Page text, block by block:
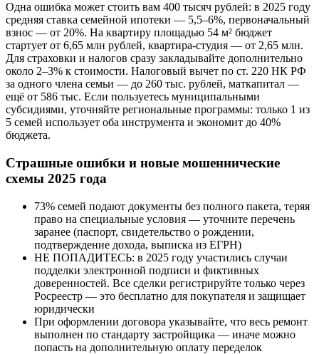
Одна ошибка может стоить вам 400 тысяч рублей: в 2025 году
средняя ставка семейной ипотеки — 5,5–6%, первоначальный
взнос — от 20%. На квартиру площадью 54 м² бюджет
стартует от 6,65 млн рублей, квартира-студия — от 2,65 млн.
Для страховки и налогов сразу закладывайте дополнительно
около 2–3% к стоимости. Налоговый вычет по ст. 220 НК РФ
за одного члена семьи — до 260 тыс. рублей, маткапитал —
ещё от 586 тыс. Если пользуетесь муниципальными
субсидиями, уточняйте региональные программы: только 1 из
5 семей использует оба инструмента и экономит до 40%
бюджета.
Страшные ошибки и новые мошеннические
схемы 2025 года
73% семей подают документы без полного пакета, теряя
право на специальные условия — уточните перечень
заранее (паспорт, свидетельство о рождении,
подтверждение дохода, выписка из ЕГРН)
НЕ ПОПАДИТЕСЬ: в 2025 году участились случаи
подделки электронной подписи и фиктивных
доверенностей. Все сделки регистрируйте только через
Росреестр — это бесплатно для покупателя и защищает
юридически
При оформлении договора указывайте, что весь ремонт
выполнен по стандарту застройщика — иначе можно
попасть на дополнительную оплату переделок